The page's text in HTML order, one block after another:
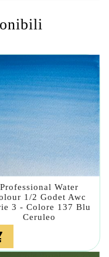
Professional Water
1/2 Godet Awc
3 - Colore 137 Blu
Ceruleo